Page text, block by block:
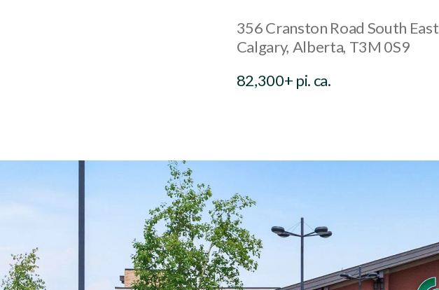
356 Cranston Road South East
Calgary Alberta T3M 0S9
82,300+ pi. ca.